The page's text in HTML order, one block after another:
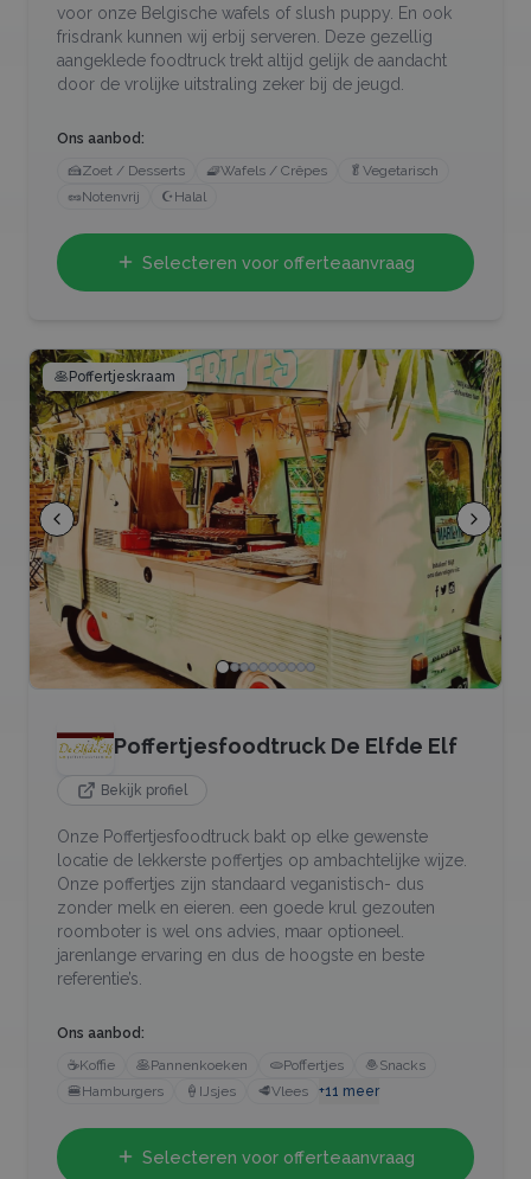
voor onze Belgische wafels of slush puppy. En ook
frisdrank kunnen wij erbij serveren. Deze gezellig
aangeklede foodtruck trekt altijd gelijk de aandacht
door de vrolijke uitstraling zeker bij de jeugd.
Ons aanbod:
🍰Zoet / Desserts 🧇Wafels / Crêpes 🥬 Vegetarisch
🥜Notenvrij ☪️ Halal
Selecteren voor offerteaanvraag
🥞Poffertjeskraam
Poffertjesfoodtruck De Elfde Elf
Bekijk profiel
Onze Poffertjesfoodtruck bakt op elke gewenste
locatie de lekkerste poffertjes op ambachtelijke wijze.
Onze poffertjes zijn standaard veganistisch- dus
zonder melk en eieren. een goede krul gezouten
roomboter is wel ons advies, maar optioneel.
jarenlange ervaring en dus de hoogste en beste
referentie’s.
Ons aanbod:
☕Koffie 🥞Pannenkoeken 🫓Poffertjes 🧆Snacks
🍔Hamburgers 🍦 IJsjes 🥩Vlees +11 meer
Selecteren voor offerteaanvraag